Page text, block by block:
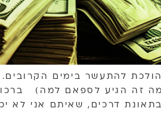
הולכת להתעשר בימים
זה הגיע לספאם למה)
דרכים, שאיתם אני לא